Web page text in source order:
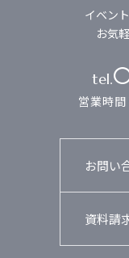
イベン
お気
tel.
営業時
お問い
資料請